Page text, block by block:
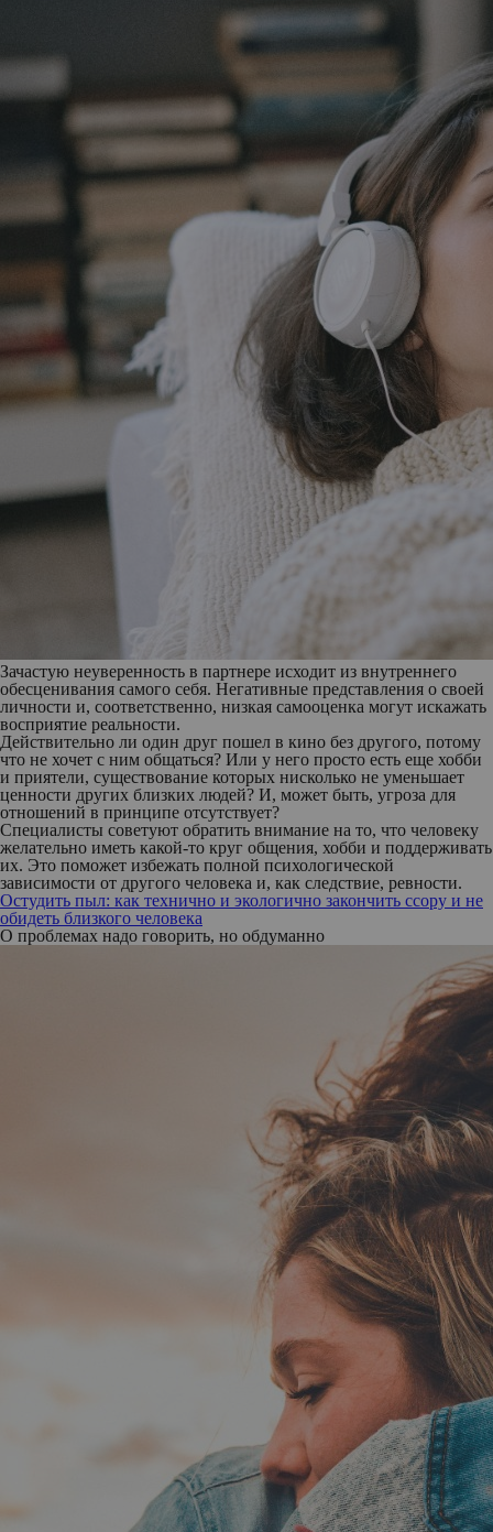
Зачастую неуверенность в партнере исходит из внутреннего
обесценивания самого себя. Негативные представления о своей
личности и, соответственно, низкая самооценка могут искажать
восприятие реальности.
Действительно ли один друг пошел в кино без другого, потому
что не хочет с ним общаться? Или у него просто есть еще хобби
и приятели, существование которых нисколько не уменьшает
ценности других близких людей? И, может быть, угроза для
отношений в принципе отсутствует?
Специалисты советуют обратить внимание на то, что человеку
желательно иметь какой-то круг общения, хобби и поддерживать
их. Это поможет избежать полной психологической
зависимости от другого человека и, как следствие, ревности.
Остудить пыл: как технично и экологично закончить ссору и не
обидеть близкого человека
О проблемах надо говорить, но обдуманно